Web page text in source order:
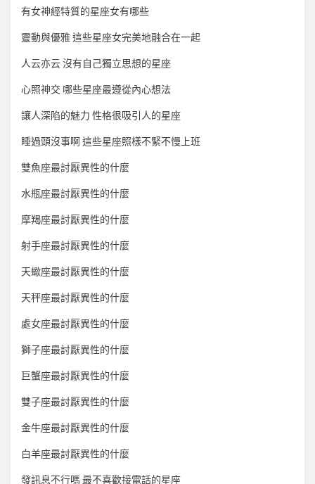
有女神經特質的星座女有哪些
靈動與優雅 這些星座女完美地融合在一起
人云亦云 沒有自己獨立思想的星座
心照神交 哪些星座最遵從內心想法
讓人深陷的魅力 性格很吸引人的星座
睡過頭沒事啊 這些星座照樣不緊不慢上班
雙魚座最討厭異性的什麼
水瓶座最討厭異性的什麼
摩羯座最討厭異性的什麼
射手座最討厭異性的什麼
天蠍座最討厭異性的什麼
天秤座最討厭異性的什麼
處女座最討厭異性的什麼
獅子座最討厭異性的什麼
巨蟹座最討厭異性的什麼
雙子座最討厭異性的什麼
金牛座最討厭異性的什麼
白羊座最討厭異性的什麼
發訊息不行嗎 最不喜歡接電話的星座